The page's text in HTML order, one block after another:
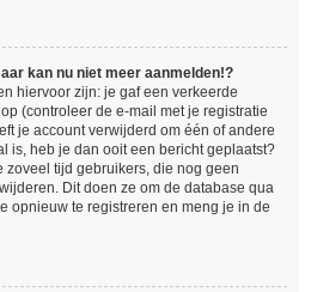
kan nu niet meer aanmelden!?
hiervoor zijn: je gaf een verkeerde
(controleer de e-mail met je registratie
je account verwijderd om één of andere
is, heb je dan ooit een bericht geplaatst?
zoveel tijd gebruikers, die nog geen
Dit doen ze om de database qua
opnieuw te registreren en meng je in de